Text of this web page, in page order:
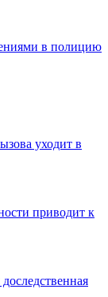
в полицию
уходит в
приводит к